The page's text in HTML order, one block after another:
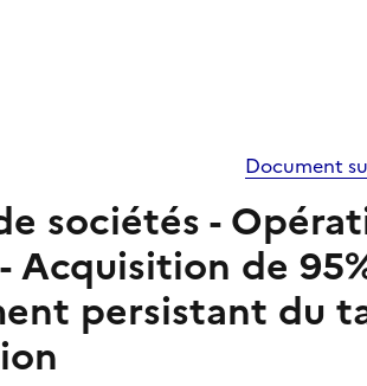
Document
sociétés -
Acquisition de
persistant du